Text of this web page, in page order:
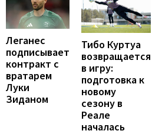
Леганес
подписывает
контракт с
вратарем
Луки
Зиданом
Тибо Куртуа
возвращается
в игру:
подготовка к
новому
сезону в
Реале
началась